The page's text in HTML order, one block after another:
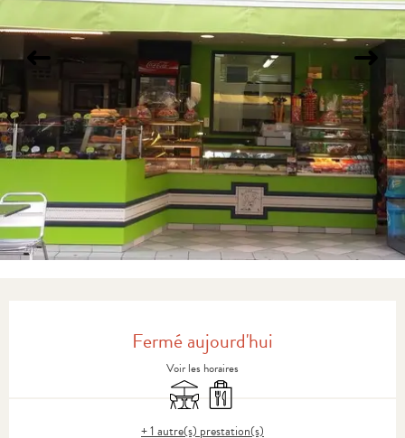
Fermé aujourd'hui
Voir les horaires
TerrasseVente à emporter
+ 1 autre(s) prestation(s)